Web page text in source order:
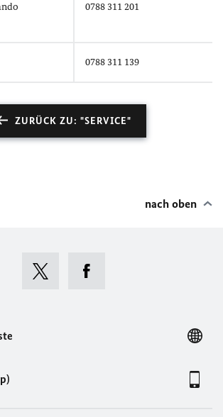
0788 311 201
0788 311 139
ZURÜCK ZU: "SERVICE"
nach oben